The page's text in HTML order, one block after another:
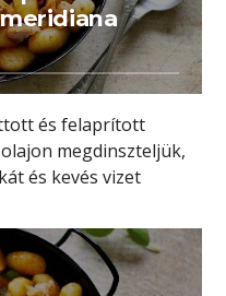
és felaprított
megdinszteljük,
és kevés vizet